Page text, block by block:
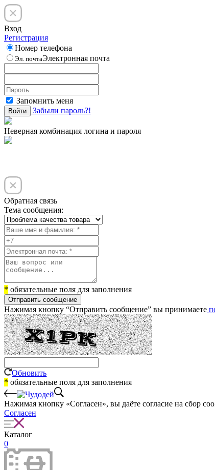
Вход
Регистрация
Номер телефона
Эл. почтаЭлектронная почта
Запомнить меня
Войти Забыли пароль?!
Неверная комбинация логина и пароля
Обратная связь
Тема сообщения:
* обязательные поля для заполнения
Отправить сообщение
Нажимая кнопку “Отправить сообщение” вы принимаете
Обновить
* обязательные поля для заполнения
Нажимая кнопку «Согласен», вы даёте cогласие на сбор
Согласен
Каталог
0